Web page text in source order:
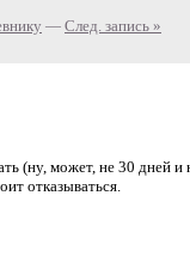
— След. запись »
(ну, может, не 30 дней и
отказываться.